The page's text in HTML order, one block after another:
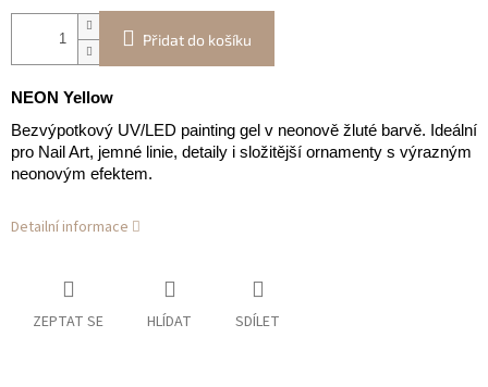
Přidat do košíku
NEON Yellow
Bezvýpotkový UV/LED painting gel v neonově žluté barvě. Ideální
pro Nail Art, jemné linie, detaily i složitější ornamenty s výrazným
neonovým efektem.
Detailní informace
ZEPTAT SE HLÍDAT SDÍLET